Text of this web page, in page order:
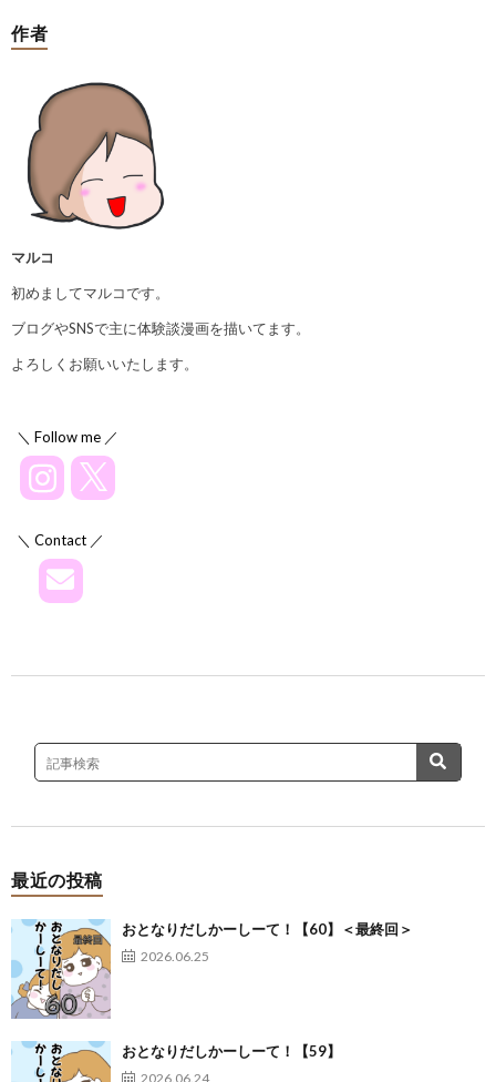
作者
マルコ
初めましてマルコです。
ブログやSNSで主に体験談漫画を描いてます。
よろしくお願いいたします。
＼ Follow me ／
＼ Contact ／
最近の投稿
おとなりだしかーしーて！【60】＜最終回＞
2026.06.25
おとなりだしかーしーて！【59】
2026.06.24